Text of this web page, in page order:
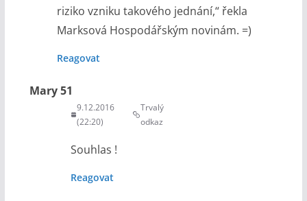
riziko vzniku takového jednání,“ řekla
Marksová Hospodářským novinám. =)
Reagovat
Mary 51
9.12.2016
(22:20)
Trvalý
odkaz
Souhlas !
Reagovat